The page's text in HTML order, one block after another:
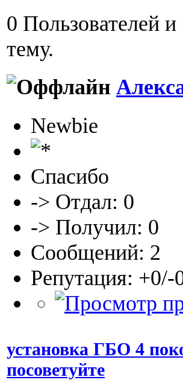
0 Пользователей
тему.
Newbie
Спасибо
-> Отдал: 0
-> Получил: 0
Сообщений: 2
Репутация: +0/-
установка ГБО 4
посоветуйте